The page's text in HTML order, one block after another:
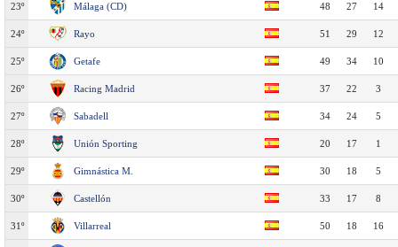
23º Málaga (CD) 48 27 14
24º Rayo 51 29 12
25º Getafe 49 34 10
26º Racing Madrid 37 22 3
27º Sabadell 34 24 5
28º Unión Sporting 20 17 1
29º Gimnástica M. 30 18 5
30º Castellón 33 17 8
31º Villarreal 50 18 16